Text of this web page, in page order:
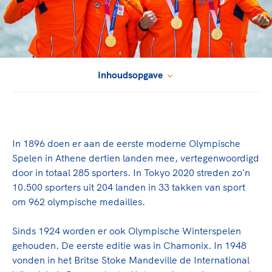
Sportonderzoek
Sportakkoord II
Nieuwspagina
Columns
Sport gaat niet vanzelf
Sport verenigt. Op sportclubs, pleintjes, tijdens een
Veilige en integere sport
Diversiteit en inclusie
Gezonde sportomgeving
Bekwaam sportkader
Sportmatch
Clubacties
Handboek Wet- en Regelgeving
Opleidingen en trainingen
High5 Stappenplan
Ruimte voor sport
TeamNL Academie Kalender
Kennisaanbod TeamNL Experts
Europese Spelen Istanbul 2027
Topsportbeleid
Topsportfinanciering
Inhoudsopgave
In 1896 doen er aan de eerste moderne Olympische
Spelen in Athene dertien landen mee, vertegenwoordigd
door in totaal 285 sporters. In Tokyo 2020 streden zo'n
10.500 sporters uit 204 landen in 33 takken van sport
om 962 olympische medailles.
Sinds 1924 worden er ook Olympische Winterspelen
gehouden. De eerste editie was in Chamonix. In 1948
vonden in het Britse Stoke Mandeville de International